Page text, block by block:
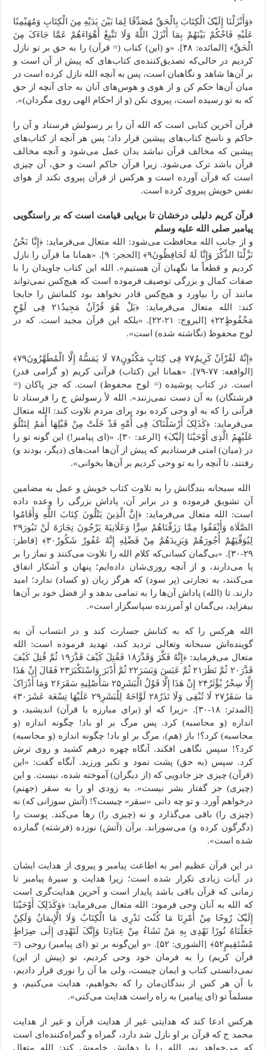
﴿وَأَنْزَلْنَا إِلَیْکَ الْکِتَابَ بِالْحَقِّ مُصَدِّقًا لِمَا بَیْنَ یَدَیْهِ مِنَ الْکِتَابِ وَمُهَیْمِنًا
عَلَیْهِ فَاحْکُمْ بَیْنَهُمْ بِمَا أَنْزَلَ اللَّهُ وَلَا تَتَّبِعْ أَهْوَاءَهُمْ عَمَّا جَاءَکَ مِنَ
الْحَقِّ﴾ [المائده: ۴۸]. «و (این) کتاب (= قرآن) را به حق بر تو نازل
کردیم در حالی‌که تصدیق‌کننده‌ی کتاب‌های که پیش از آن است و
بر آن‌ها شاهد و نگاهبان است، پس به آنچه الله نازل کرده است در
میان آن‌ها حکم کن و از هوی و هوس‌های آنان به جای آنچه از حق
که به تو رسیده است، پیروی نکن (و از احکام الهی روی مگردان)».
قرآن آخرین کتابی است که الله آن را بر رسولش فرستاد و آن را
حاکم و ناسخ کتاب‌های پیشین قرار داد؛ پس هر آنچه از کتاب‌های
پیشین که مخالف قرآن نباشد بدان عمل می‌شود و آنچه مخالف
قرآن باشد ترک می‌شود. زیرا قرآن حاکم است و حق، آن چیزی
است که قرآن آورده است و هر‌کس از قرآن پیروی نکند از هوای
نفس خویش پیروی کرده است.
قرآن کریم دلیلی درخشان تا برپایی قیامت است که بر راستگویی
پیامبر صلی الله علیه وسلم
و از جانب الله محافظت می‌شود: الله متعال می‌فرماید: ﴿إِنَّا نَحْنُ
نَزَّلْنَا الذِّکْرَ وَإِنَّا لَهُ لَحَافِظُونَ٩﴾ [الحجر: ۹]. «همانا ما قرآن را نازل
کردیم و قطعاً ما نگهبان آن هستیم». الله این کتاب جاویدان را با
صفات کمال و بزرگی توصیف فرموده است که هیچ‌کس نمی‌تواند
مانند آن را بیاورد و هیچ‌کس قادر نخواهد بود کلماتش را جابجا
کند: الله متعال می‌فرماید: ﴿بَلْ هُوَ قُرْآنٌ مَجِیدٌ٢١ فِی لَوْحٍ
مَحْفُوظٍ٢٢﴾ [البروج: ۲۱-۲۲]. «بلکه این قرآن مجید است. که در
لوح محفوظ (نگاشته شده) است».
﴿إِنَّهُ لَقُرْآنٌ کَرِیمٌ٧٧ فِی کِتَابٍ مَکْنُونٍ٧٨ لَا یَمَسُّهُ إِلَّا الْمُطَهَّرُونَ٧٩﴾
[الواقعه: ۷۷-۷۹]. «همانا این (کتاب) قرآنی کریم (و گرامی قدر)
است. در کتاب پوشیده (= لوح محفوظ) است. که جز پاکان (=
فرشتگان) به آن دست نمی‌زنند». الله ﻷ رسولش ج را فرستاد تا
قرآنی را که به او وحی کرده بود برای مردم تلاوت کند: الله متعال
می‌فرماید: ﴿کَذَلِکَ أَرْسَلْنَاکَ فِی أُمَّهٍ قَدْ خَلَتْ مِنْ قَبْلِهَا أُمَمٌ لِتَتْلُوَ
عَلَیْهِمُ الَّذِی أَوْحَیْنَا إِلَیْکَ﴾ [الرعد: ۳۰]. «(ای پیامبر!) این گونه تو را
در (میان) امتی فرستادیم که پیش از آن‌ها امت‌های (دیگر، بودند و)
رفتند، تا آنچه را به تو وحی کردیم بر آن‌ها بخوانی».
الله سبحانه بندگانش را به تلاوت کتاب خویش و عمل به مضامین
آن تشویق فرموده و در برابر آن، پاداش بزرگی را وعده داده
است: الله متعال می‌فرماید: ﴿إِنَّ الَّذِینَ یَتْلُونَ کِتَابَ اللَّهِ وَأَقَامُوا
الصَّلَاهَ وَأَنْفَقُوا مِمَّا رَزَقْنَاهُمْ سِرًّا وَعَلَانِیَهً یَرْجُونَ تِجَارَهً لَنْ تَبُورَ٢٩
لِیُوَفِّیَهُمْ أُجُورَهُمْ وَیَزِیدَهُمْ مِنْ فَضْلِهِ إِنَّهُ غَفُورٌ شَکُورٌ٣٠﴾ [فاطر:
۲۹-۳۰]. «بی‌گمان کسانی‌که کلام الله را تلاوت می‌کنند و نماز را بر
پا می‌دارند، و از آنچه روزی‌شان داده‌ایم؛ پنهان و آشکار انفاق
می‌کنند، به تجارتی (پر سود) که هرگز زیان (و کساد) ندارد؛ امید
دارند. تا (الله) پاداش آن‌ها را به تمامی بدهد و از فضل خود بر آن‌ها
بیفزاید، بی‌گمان او آمرزنده سپاسگزار است».
الله هر‌کس را که به کتابش جسارت کند و در انتساب آن به
گوینده‌اش سبحانه وتعالى تردید کند، تهدید فرموده است: الله
متعال می‌فرماید: ﴿إِنَّهُ فَکَّرَ وَقَدَّرَ١٨ فَقُتِلَ کَیْفَ قَدَّرَ١٩ ثُمَّ قُتِلَ کَیْفَ
قَدَّرَ٢٠ ثُمَّ نَظَرَ٢١ ثُمَّ عَبَسَ وَبَسَرَ٢٢ ثُمَّ أَدْبَرَ وَاسْتَکْبَرَ٢٣ فَقَالَ إِنْ هَذَا
إِلَّا سِحْرٌ یُؤْثَرُ٢۴ إِنْ هَذَا إِلَّا قَوْلُ الْبَشَرِ٢۵ سَأُصْلِیهِ سَقَرَ٢۶ وَمَا أَدْرَاکَ
مَا سَقَرُ٢٧ لَا تُبْقِی وَلَا تَذَرُ٢٨ لَوَّاحَهٌ لِلْبَشَرِ٢٩ عَلَیْهَا تِسْعَهَ عَشَرَ٣٠﴾
[المدثر: ۱۸-۳۰]. «زیرا که او (برای مبارزه با قرآن) اندیشید، و
اندازه (و محاسبه) کرد. پس مرگ بر او باد! چگونه اندازه (و
محاسبه) کرد؟! باز (هم)، مرگ بر او باد! چگونه اندازه (و محاسبه)
کرد؟! سپس نگاهی افکند. آنگاه چهره درهم کشید و روی ترش
کرد. سپس (به حق) پشت نمود و تکبر ورزید. آنگاه گفت: «این
(قرآن) چیزی جز جادویی که (از دیگران) آموخته شده، نیست. و این
(چیزی) جز گفتار بشر نیست». به زودی او را به سقر (جهنم)
درخواهم آورد. و تو چه دانی «سقر» چیست؟! (آتش سوزانی که) نه
(چیزی را) باقی می‌گذارد و نه (چیزی را) رها می‌کند. پوست را
(دگرگون کرده و) می‌سوزاند. برآن (آتش) نوزده (فرشته) گمارده
شده است».
در این قرآن عظیم امر به اطاعت پیامبر و پیروی از هدایت ایشان
در آیات زیادی تکرار شده است؛ زیرا هدایت و سیرۀ پیامبر تا
زمانی که قرآن باقی باشد پایدار است و آخرین هدایت‌گری است
که الله به آنان وحی فرمود: الله متعال می‌فرماید: ﴿وَکَذَلِکَ أَوْحَیْنَا
إِلَیْکَ رُوحًا مِنْ أَمْرِنَا مَا کُنْتَ تَدْرِی مَا الْکِتَابُ وَلَا الْإِیمَانُ وَلَکِنْ
جَعَلْنَاهُ نُورًا نَهْدِی بِهِ مَنْ نَشَاءُ مِنْ عِبَادِنَا وَإِنَّکَ لَتَهْدِی إِلَى صِرَاطٍ
مُسْتَقِیمٍ۵٢﴾ [الشورى: ۵۲]. «و این‌گونه بر تو (ای پیامبر) روحی (=
قرآن کریم) را به فرمان خود وحی کردیم، تو (پیش از این)
نمی‌دانستی کتاب و ایمان چیست، ولی ما آن را نوری قرار دادیم،
با آن هر کس از بندگان‌مان را که بخواهیم، هدایت می‌کنیم، و
مسلماً تو (ای پیامبر) به راه راست هدایت می‌کنی».
هر‌کس ادعا کند که هدایتی غیر از هدایت قرآن و غیر از هدایت
محمد ج که قرآن بر او نازل شد دارد، گمراه و گمراه‌کننده‌ای است
که می‌خواهد نور الله را با دهانش خاموش کند: الله متعال